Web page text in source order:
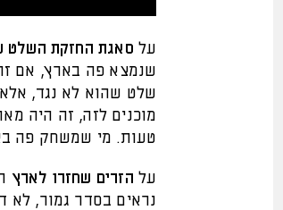
על סאגת החזקת השלט
שנמצא פה בארץ, אם
שלט שהוא לא נגד,
מוכנים לזה, זה היה
טעות. מי שמשחק פה
על הזרים שחזרו לארץ
נראים בסדר גמור, לא